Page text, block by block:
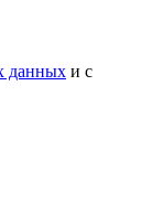
данных и с